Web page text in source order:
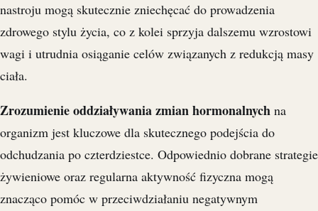
nastroju mogą skutecznie zniechęcać do prowadzenia
zdrowego stylu życia, co z kolei sprzyja dalszemu wzrostowi
wagi i utrudnia osiąganie celów związanych z redukcją masy
ciała.
Zrozumienie oddziaływania zmian hormonalnych na
organizm jest kluczowe dla skutecznego podejścia do
odchudzania po czterdziestce. Odpowiednio dobrane strategie
żywieniowe oraz regularna aktywność fizyczna mogą
znacząco pomóc w przeciwdziałaniu negatywnym